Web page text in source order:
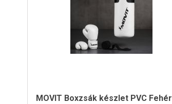
MOVIT Boxzsák készlet PVC Fehér